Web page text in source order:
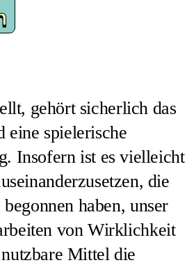
gehört sicherlich das
eine spielerische
Insofern ist es vielleicht
die
haben, unser
von Wirklichkeit
Mittel die